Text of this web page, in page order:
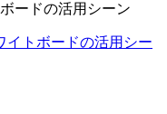
ードの活用シーン
イトボードの活用シー